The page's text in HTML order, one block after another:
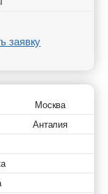
заявку
Москва
Анталия